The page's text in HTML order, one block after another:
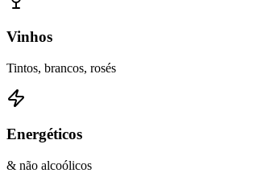
Vinhos
Tintos, brancos, rosés
Energéticos
& não alcoólicos